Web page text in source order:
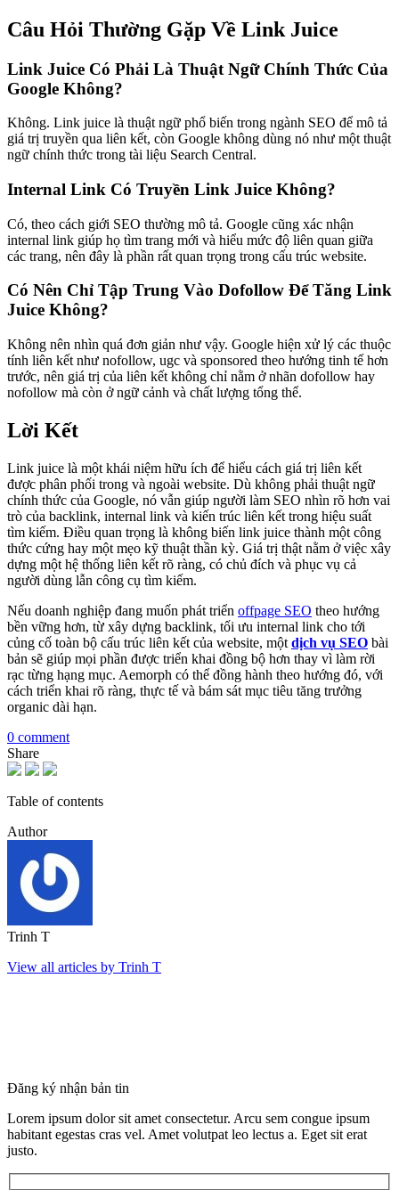
Câu Hỏi Thường Gặp Về Link Juice
Link Juice Có Phải Là Thuật Ngữ Chính Thức Của
Google Không?
Không. Link juice là thuật ngữ phổ biến trong ngành SEO để mô tả
giá trị truyền qua liên kết, còn Google không dùng nó như một thuật
ngữ chính thức trong tài liệu Search Central.
Internal Link Có Truyền Link Juice Không?
Có, theo cách giới SEO thường mô tả. Google cũng xác nhận
internal link giúp họ tìm trang mới và hiểu mức độ liên quan giữa
các trang, nên đây là phần rất quan trọng trong cấu trúc website.
Có Nên Chỉ Tập Trung Vào Dofollow Để Tăng Link
Juice Không?
Không nên nhìn quá đơn giản như vậy. Google hiện xử lý các thuộc
tính liên kết như nofollow, ugc và sponsored theo hướng tinh tế hơn
trước, nên giá trị của liên kết không chỉ nằm ở nhãn dofollow hay
nofollow mà còn ở ngữ cảnh và chất lượng tổng thể.
Lời Kết
Link juice là một khái niệm hữu ích để hiểu cách giá trị liên kết
được phân phối trong và ngoài website. Dù không phải thuật ngữ
chính thức của Google, nó vẫn giúp người làm SEO nhìn rõ hơn vai
trò của backlink, internal link và kiến trúc liên kết trong hiệu suất
tìm kiếm. Điều quan trọng là không biến link juice thành một công
thức cứng hay một mẹo kỹ thuật thần kỳ. Giá trị thật nằm ở việc xây
dựng một hệ thống liên kết rõ ràng, có chủ đích và phục vụ cả
người dùng lẫn công cụ tìm kiếm.
Nếu doanh nghiệp đang muốn phát triển offpage SEO theo hướng
bền vững hơn, từ xây dựng backlink, tối ưu internal link cho tới
củng cố toàn bộ cấu trúc liên kết của website, một dịch vụ SEO bài
bản sẽ giúp mọi phần được triển khai đồng bộ hơn thay vì làm rời
rạc từng hạng mục. Aemorph có thể đồng hành theo hướng đó, với
cách triển khai rõ ràng, thực tế và bám sát mục tiêu tăng trưởng
organic dài hạn.
0 comment
Share
Table of contents
Author
Trinh T
View all articles by Trinh T
Đăng ký nhận bản tin
Lorem ipsum dolor sit amet consectetur. Arcu sem congue ipsum
habitant egestas cras vel. Amet volutpat leo lectus a. Eget sit erat
justo.